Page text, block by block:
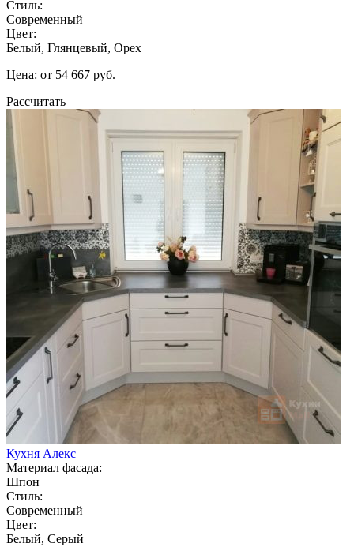
Стиль:
Современный
Цвет:
Белый, Глянцевый, Орех
Цена: от 54 667 руб.
Рассчитать
Кухня Алекс
Материал фасада:
Шпон
Стиль:
Современный
Цвет:
Белый, Серый